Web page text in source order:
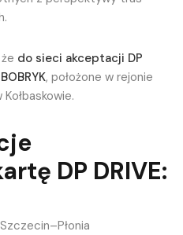
do sieci akceptacji DP
, położone w rejonie
DP DRIVE: